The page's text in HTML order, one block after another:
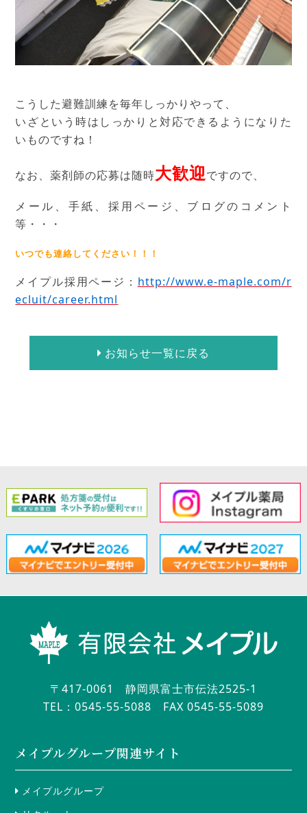
こうした避難訓練を毎年しっかりやって、
いざという時はしっかりと対応できるようになりた
いものですね！
なお、薬剤師の応募は随時大歓迎ですので、
メール、手紙、採用ページ、ブログのコメント
等・・・
いつでも連絡してください！！！
メイプル採用ページ： http://www.e-maple.com/r
ecluit/career.html
お知らせ一覧に戻る
〒417-0061 静岡県富士市伝法2525-1
TEL：0545-55-5088 FAX 0545-55-5089
メイプルグループ関連サイト
メイプルグループ